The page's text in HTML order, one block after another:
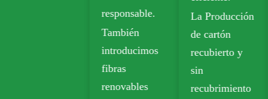
La Producción
de cartón
recubierto y
sin
recubrimiento
sostenible.
El papel Kraft
biodegradable
se usa
ampliamente